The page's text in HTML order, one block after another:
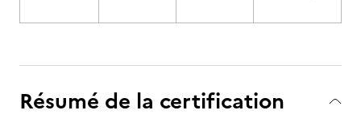
Résumé de la certification